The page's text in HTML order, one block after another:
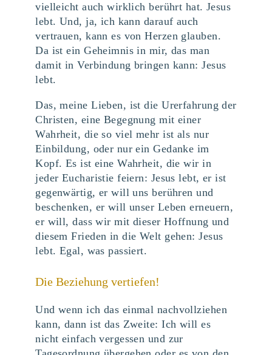
vielleicht auch wirklich berührt hat. Jesus
lebt. Und, ja, ich kann darauf auch
vertrauen, kann es von Herzen glauben.
Da ist ein Geheimnis in mir, das man
damit in Verbindung bringen kann: Jesus
lebt.
Das, meine Lieben, ist die Urerfahrung der
Christen, eine Begegnung mit einer
Wahrheit, die so viel mehr ist als nur
Einbildung, oder nur ein Gedanke im
Kopf. Es ist eine Wahrheit, die wir in
jeder Eucharistie feiern: Jesus lebt, er ist
gegenwärtig, er will uns berühren und
beschenken, er will unser Leben erneuern,
er will, dass wir mit dieser Hoffnung und
diesem Frieden in die Welt gehen: Jesus
lebt. Egal, was passiert.
Die Beziehung vertiefen!
Und wenn ich das einmal nachvollziehen
kann, dann ist das Zweite: Ich will es
nicht einfach vergessen und zur